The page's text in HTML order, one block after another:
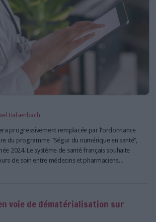
Halsenbach
progressivement remplacée par l'ordonnance
du programme "Ségur du numérique en santé",
2024. Le système de santé français souhaite
de soin entre médecins et pharmaciens...
voie de dématérialisation sur